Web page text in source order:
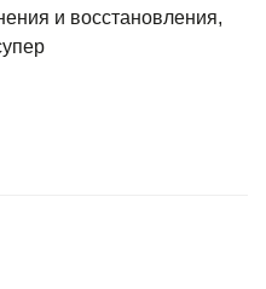
и восстановления,